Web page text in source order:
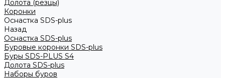
Долота (резцы)
Коронки
Оснастка SDS-plus
Назад
Оснастка SDS-plus
Буровые коронки SDS-plus
Буры SDS-PLUS S4
Долота SDS-plus
Наборы буров